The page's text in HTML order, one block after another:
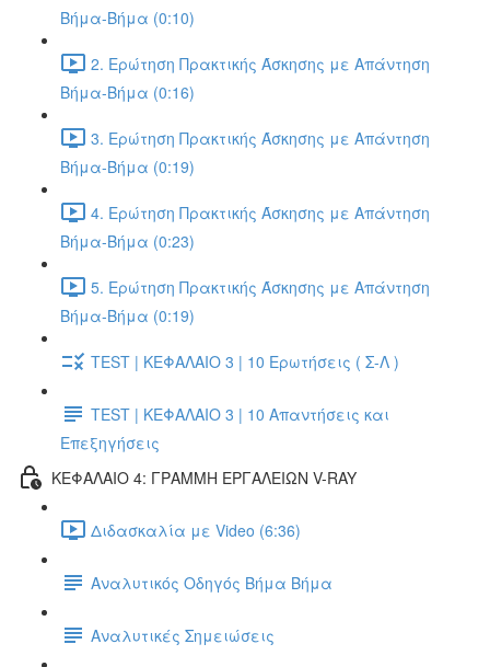
Βήμα-Βήμα (0:10)
2. Ερώτηση Πρακτικής Άσκησης με Απάντηση
Βήμα-Βήμα (0:16)
3. Ερώτηση Πρακτικής Άσκησης με Απάντηση
Βήμα-Βήμα (0:19)
4. Ερώτηση Πρακτικής Άσκησης με Απάντηση
Βήμα-Βήμα (0:23)
5. Ερώτηση Πρακτικής Άσκησης με Απάντηση
Βήμα-Βήμα (0:19)
TEST | ΚΕΦΑΛΑΙΟ 3 | 10 Ερωτήσεις ( Σ-Λ )
TEST | ΚΕΦΑΛΑΙΟ 3 | 10 Απαντήσεις και
Επεξηγήσεις
ΚΕΦΑΛΑΙΟ 4: ΓΡΑΜΜΗ ΕΡΓΑΛΕΙΩΝ V-RAY
Διδασκαλία με Video (6:36)
Αναλυτικός Οδηγός Βήμα Βήμα
Αναλυτικές Σημειώσεις